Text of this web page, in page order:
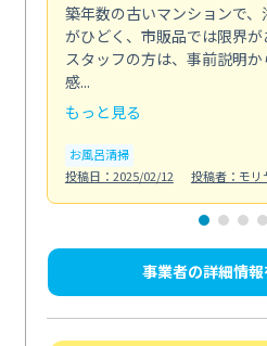
築年数の古いマンションで
がひどく、市販品では限界が
スタッフの方は、事前説明
感...
もっと見る
お風呂清掃
投稿日：2025/02/12
投稿者：モリ
事業者の詳細情